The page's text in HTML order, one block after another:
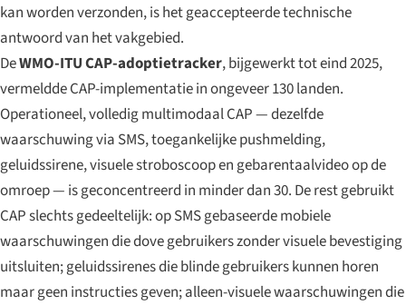
kan worden verzonden, is het geaccepteerde technische
antwoord van het vakgebied.
DeWMO-ITU CAP-adoptietracker, bijgewerkt tot eind 2025,
vermeldde CAP-implementatie in ongeveer 130 landen.
Operationeel, volledig multimodaal CAP — dezelfde
waarschuwing via SMS, toegankelijke pushmelding,
geluidssirene, visuele stroboscoop en gebarentaalvideo op de
omroep — is geconcentreerd in minder dan 30. De rest gebruikt
CAP slechts gedeeltelijk: op SMS gebaseerde mobiele
waarschuwingen die dove gebruikers zonder visuele bevestiging
uitsluiten; geluidssirenes die blinde gebruikers kunnen horen
maar geen instructies geven; alleen-visuele waarschuwingen die